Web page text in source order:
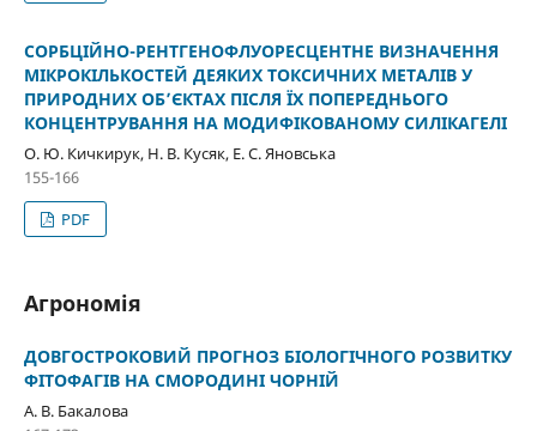
СОРБЦІЙНО-РЕНТГЕНОФЛУОРЕСЦЕНТНЕ ВИЗНАЧЕННЯ
МІКРОКІЛЬКОСТЕЙ ДЕЯКИХ ТОКСИЧНИХ МЕТАЛІВ У
ПРИРОДНИХ ОБ’ЄКТАХ ПІСЛЯ ЇХ ПОПЕРЕДНЬОГО
КОНЦЕНТРУВАННЯ НА МОДИФІКОВАНОМУ СИЛІКАГЕЛІ
О. Ю. Кичкирук, Н. В. Кусяк, Е. С. Яновська
155-166
PDF
Агрономія
ДОВГОСТРОКОВИЙ ПРОГНОЗ БІОЛОГІЧНОГО РОЗВИТКУ
ФІТОФАГІВ НА СМОРОДИНІ ЧОРНІЙ
А. В. Бакалова